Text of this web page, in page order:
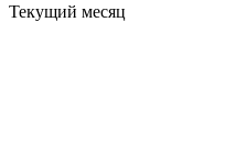
Текущий месяц